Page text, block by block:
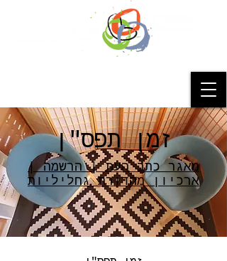
זמן תפס"ן
מאגר כתב העת | הרשמה |
ארכיון מהדורת גחליליות